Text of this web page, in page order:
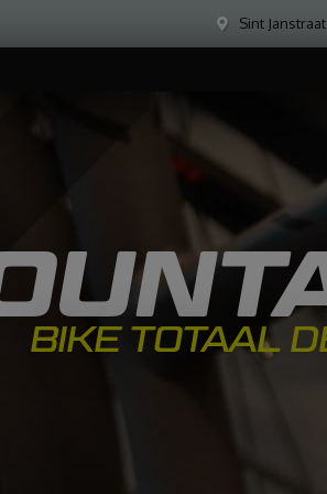
Sint Janstraat
BIKE TOTAAL